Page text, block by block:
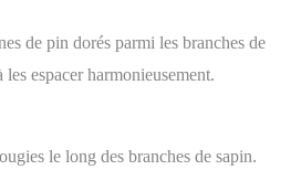
de pin dorés parmi les branches de
espacer harmonieusement.
le long des branches de sapin.